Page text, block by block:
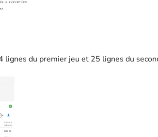
du premier jeu et 25 lignes du